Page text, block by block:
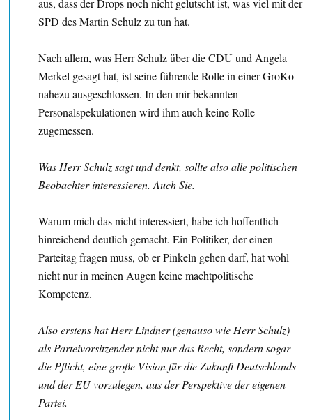
aus, dass der Drops noch nicht gelutscht ist, was viel mit der
SPD des Martin Schulz zu tun hat.
Nach allem, was Herr Schulz über die CDU und Angela
Merkel gesagt hat, ist seine führende Rolle in einer GroKo
nahezu ausgeschlossen. In den mir bekannten
Personalspekulationen wird ihm auch keine Rolle
zugemessen.
Was Herr Schulz sagt und denkt, sollte also alle politischen
Beobachter interessieren. Auch Sie.
Warum mich das nicht interessiert, habe ich hoffentlich
hinreichend deutlich gemacht. Ein Politiker, der einen
Parteitag fragen muss, ob er Pinkeln gehen darf, hat wohl
nicht nur in meinen Augen keine machtpolitische
Kompetenz.
Also erstens hat Herr Lindner (genauso wie Herr Schulz)
als Parteivorsitzender nicht nur das Recht, sondern sogar
die Pflicht, eine große Vision für die Zukunft Deutschlands
und der EU vorzulegen, aus der Perspektive der eigenen
Partei.